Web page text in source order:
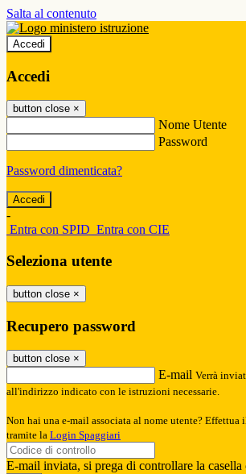
Salta al contenuto
Accedi
Accedi
button close ×
Nome Utente
Password
Password dimenticata?
-
Entra con SPID Entra con CIE
Seleziona utente
button close ×
Recupero password
button close ×
E-mail Verrà
all'indirizzo indicato con le istruzioni necessarie.
Non hai una e-mail associata al nome utente? Effettua
tramite la Login Spaggiari
E-mail inviata, si prega di controllare la casella